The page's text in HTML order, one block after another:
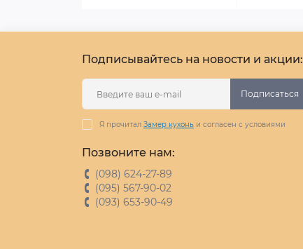
Подписывайтесь на новости и акции:
Подписаться
Я прочитал Замер кухонь и согласен с условиями
Позвоните нам:
(098) 624-27-89
(095) 567-90-02
(093) 653-90-49